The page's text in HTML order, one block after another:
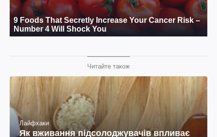
Читайте також
Лайфхаки
Як вживання підсолоджувачів впливає